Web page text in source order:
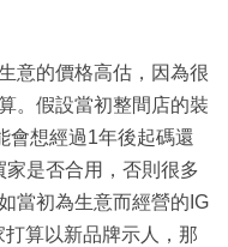
意的價格高估，因為很
。假設當初整間店的裝
會想經過1年後起碼還
是否合用，否則很多
當初為生意而經營的IG
算以新品牌示人，那